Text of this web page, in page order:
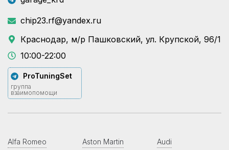
chip23.rf@yandex.ru
Краснодар, м/р Пашковский, ул. Крупской, 96/1
10:00-22:00
ProTuningSet
группа
взаимопомощи
Alfa Romeo Aston Martin Audi